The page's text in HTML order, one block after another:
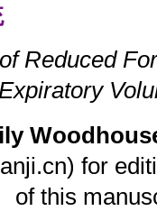
Reduced
for
ofthis